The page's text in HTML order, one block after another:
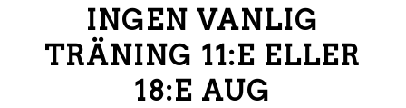
INGEN VANLIG
TRÄNING 11:E ELLER
18:E AUG